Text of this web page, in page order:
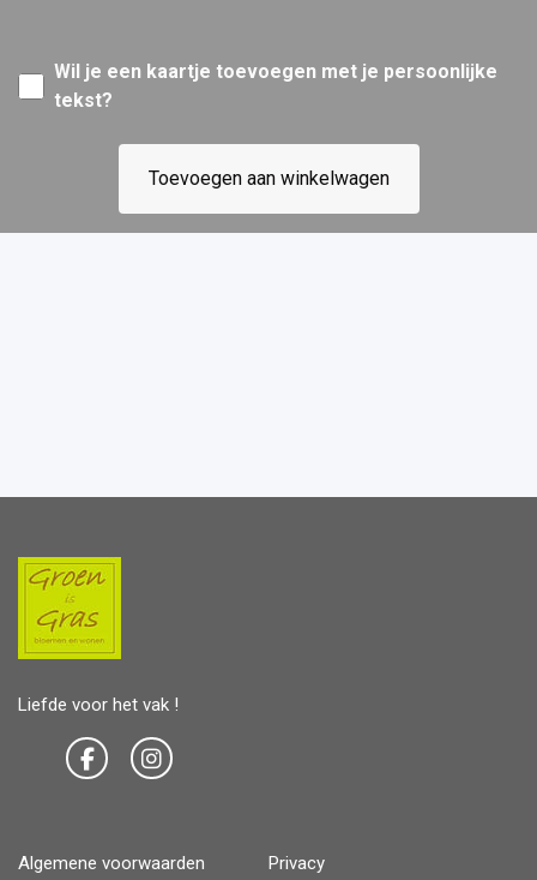
Wil je een kaartje toevoegen met je persoonlijke
tekst?
Toevoegen aan winkelwagen
Liefde voor het vak !
Algemene voorwaarden Privacy